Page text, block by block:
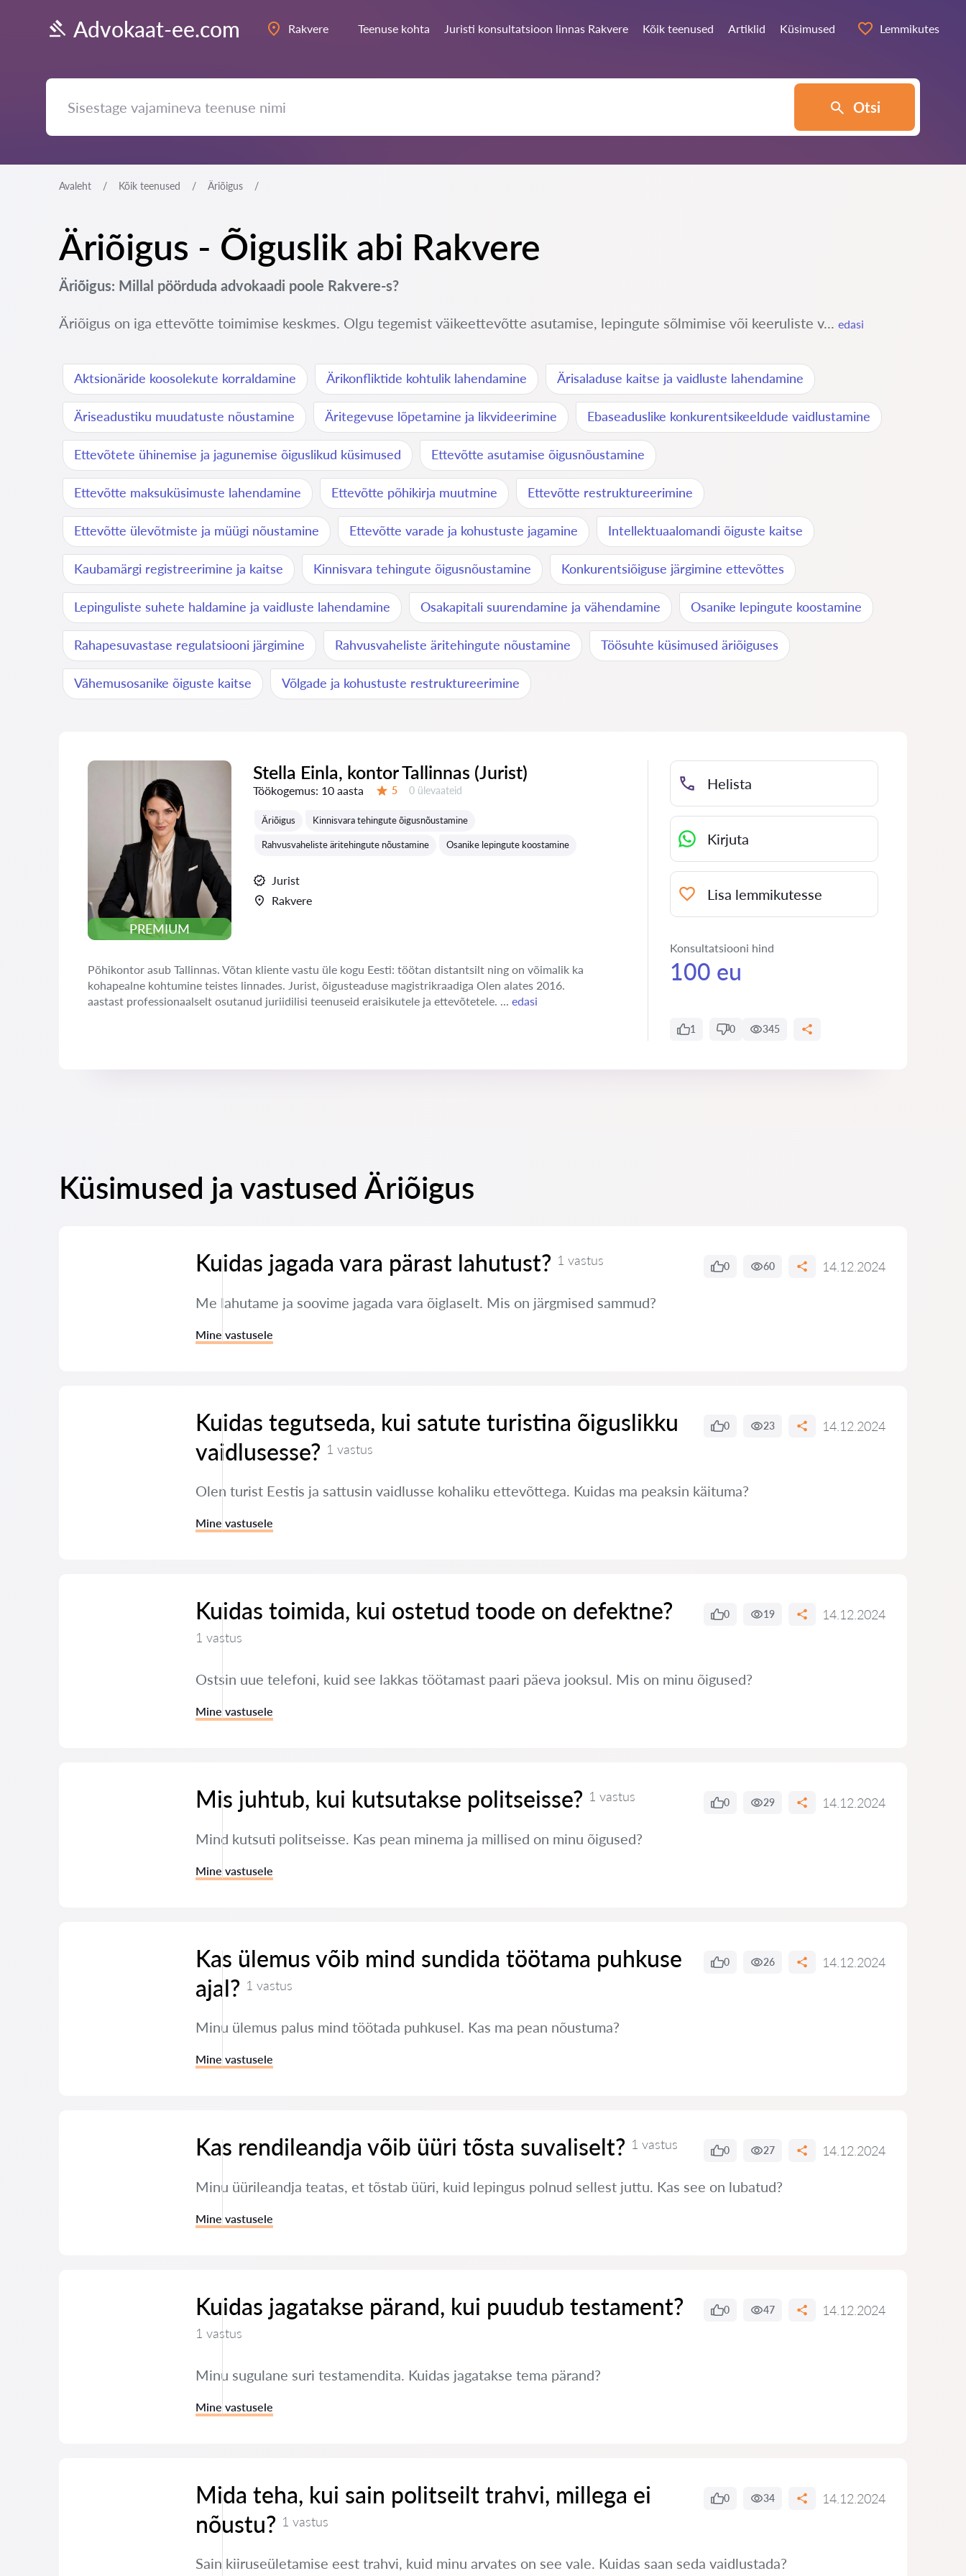
Advokaat-ee.com Rakvere Teenuse kohta Juristi konsultatsioon linnas Rakvere Kõik teenused Artiklid Küsimused Lemmikutes
Otsi
Avaleht Kõik teenused Äriõigus
Äriõigus - Õiguslik abi Rakvere
Äriõigus: Millal pöörduda advokaadi poole Rakvere-s?
Äriõigus on iga ettevõtte toimimise keskmes. Olgu tegemist väikeettevõtte asutamise, lepingute sõlmimise või keeruliste v... edasi
Aktsionäride koosolekute korraldamine Ärikonfliktide kohtulik lahendamine Ärisaladuse kaitse ja vaidluste lahendamine
Äriseadustiku muudatuste nõustamine Äritegevuse lõpetamine ja likvideerimine Ebaseaduslike konkurentsikeeldude vaidlustamine
Ettevõtete ühinemise ja jagunemise õiguslikud küsimused Ettevõtte asutamise õigusnõustamine
Ettevõtte maksuküsimuste lahendamine Ettevõtte põhikirja muutmine Ettevõtte restruktureerimine
Ettevõtte ülevõtmiste ja müügi nõustamine Ettevõtte varade ja kohustuste jagamine Intellektuaalomandi õiguste kaitse
Kaubamärgi registreerimine ja kaitse Kinnisvara tehingute õigusnõustamine Konkurentsiõiguse järgimine ettevõttes
Lepinguliste suhete haldamine ja vaidluste lahendamine Osakapitali suurendamine ja vähendamine Osanike lepingute koostamine
Rahapesuvastase regulatsiooni järgimine Rahvusvaheliste äritehingute nõustamine Töösuhte küsimused äriõiguses
Vähemusosanike õiguste kaitse Võlgade ja kohustuste restruktureerimine
PREMIUM
Stella Einla, kontor Tallinnas (Jurist)
Töökogemus: 10 aasta 5 Ülevaateid:
0 ülevaateid
Äriõigus Kinnisvara tehingute õigusnõustamine
Rahvusvaheliste äritehingute nõustamine Osanike lepingute koostamine
Jurist
Rakvere
Põhikontor asub Tallinnas. Võtan kliente vastu üle kogu Eesti: töötan distantsilt ning on võimalik ka
kohapealne kohtumine teistes linnades. Jurist, õigusteaduse magistrikraadiga Olen alates 2016.
aastast professionaalselt osutanud juriidilisi teenuseid eraisikutele ja ettevõtetele. ... edasi
Helista
Kirjuta
Lisa lemmikutesse
Konsultatsiooni hind
100 eu
1 0 345
Küsimused ja vastused Äriõigus
Kuidas jagada vara pärast lahutust? 1 vastus 0 60 14.12.2024
Me lahutame ja soovime jagada vara õiglaselt. Mis on järgmised sammud?
Mine vastusele
Kuidas tegutseda, kui satute turistina õiguslikku
vaidlusesse? 1 vastus
0 23 14.12.2024
Olen turist Eestis ja sattusin vaidlusse kohaliku ettevõttega. Kuidas ma peaksin käituma?
Mine vastusele
Kuidas toimida, kui ostetud toode on defektne?
1 vastus
0 19 14.12.2024
Ostsin uue telefoni, kuid see lakkas töötamast paari päeva jooksul. Mis on minu õigused?
Mine vastusele
Mis juhtub, kui kutsutakse politseisse? 1 vastus 0 29 14.12.2024
Mind kutsuti politseisse. Kas pean minema ja millised on minu õigused?
Mine vastusele
Kas ülemus võib mind sundida töötama puhkuse
ajal? 1 vastus
0 26 14.12.2024
Minu ülemus palus mind töötada puhkusel. Kas ma pean nõustuma?
Mine vastusele
Kas rendileandja võib üüri tõsta suvaliselt? 1 vastus 0 27 14.12.2024
Minu üürileandja teatas, et tõstab üüri, kuid lepingus polnud sellest juttu. Kas see on lubatud?
Mine vastusele
Kuidas jagatakse pärand, kui puudub testament?
1 vastus
0 47 14.12.2024
Minu sugulane suri testamendita. Kuidas jagatakse tema pärand?
Mine vastusele
Mida teha, kui sain politseilt trahvi, millega ei
nõustu? 1 vastus
0 34 14.12.2024
Sain kiiruseületamise eest trahvi, kuid minu arvates on see vale. Kuidas saan seda vaidlustada?